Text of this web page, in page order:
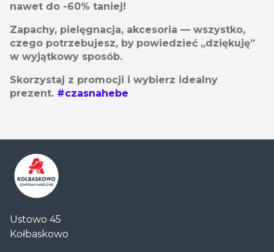
nawet do -60% taniej!
Zapachy, pielęgnacja, akcesoria — wszystko,
czego potrzebujesz, by powiedzieć „dziękuję”
w wyjątkowy sposób.
Skorzystaj z promocji i wybierz idealny
prezent. #czasnahebe
Handlowe
Auchan
Ustowo 45
Kołbaskowo